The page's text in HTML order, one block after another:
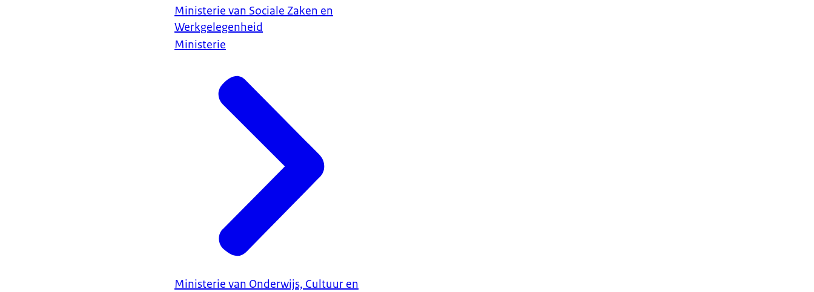
Ministerie van Sociale Zaken en
Werkgelegenheid
Ministerie
Ministerie van Onderwijs, Cultuur en